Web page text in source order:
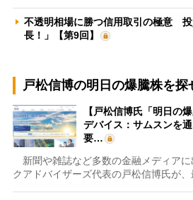
不透明相場に勝つ信用取引の極意
長！」【第9回】
戸松信博の明日の爆騰株を探
【戸松信博氏「明日の
デバイス：サムスンを
要…
新聞や雑誌など多数の金融メディア
クアドバイザーズ代表の戸松信博氏が、